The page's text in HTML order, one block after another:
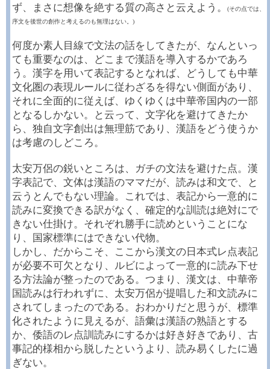
ず、まさに想像を絶する質の高さと云えよう。
(その点では、
序文を後世の創作と考えるのも無理はない。)
何度か素人目線で文法の話をしてきたが、なんといっ
ても重要なのは、どこまで漢語を導入するかであろ
う。漢字を用いて表記するとなれば、どうしても中華
文化圏の表現ルールに従わざるを得ない側面があり、
それに全面的に従えば、ゆくゆくは中華帝国内の一部
となるしかない。と云って、文字化を避けてきたか
ら、独自文字創出は無理筋であり、漢語をどう使うか
は考慮のしどころ。
太安万侶の鋭いところは、ガチの文法を避けた点。漢
字表記で、文体は漢語のママだが、読みは和文で、と
云うとんでもない理論。これでは、表記から一意的に
読みに変換できる訳がなく、確定的な訓読は絶対にで
きない仕掛け。それぞれ勝手に読めということにな
り、国家標準にはできない代物。
しかし、だからこそ、ここから漢文の日本式レ点表記
が必要不可欠となり、ルビによって一意的に読み下せ
る方法論が整ったのである。つまり、漢文は、中華帝
国読みは行われずに、太安万侶が提唱した和文読みに
されてしまったのである。おわかりだと思うが、標準
化されたように見えるが、語彙は漢語の熟語とする
か、倭語のレ点訓読みにするかは好き好きであり、古
事記的様相から脱したというより、読み易くしたに過
ぎない。